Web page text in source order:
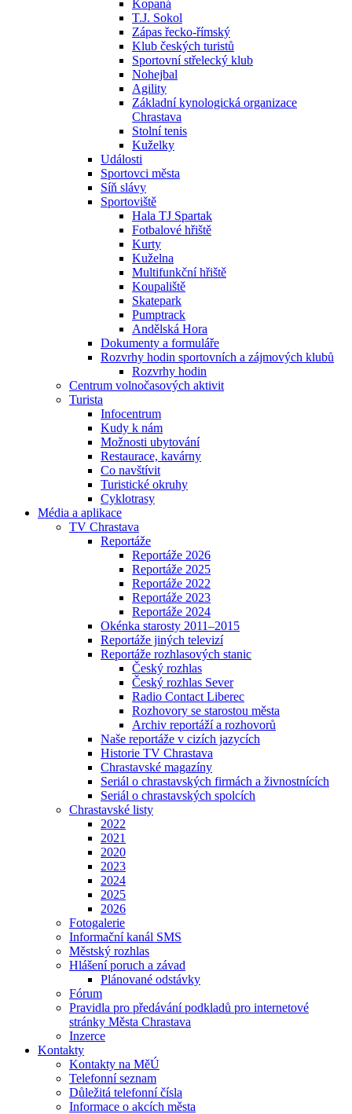
Kopaná
T.J. Sokol
Zápas řecko-římský
Klub českých turistů
Sportovní střelecký klub
Nohejbal
Agility
Základní kynologická organizace
Chrastava
Stolní tenis
Kuželky
Události
Sportovci města
Síň slávy
Sportoviště
Hala TJ Spartak
Fotbalové hřiště
Kurty
Kuželna
Multifunkční hřiště
Koupaliště
Skatepark
Pumptrack
Andělská Hora
Dokumenty a formuláře
Rozvrhy hodin sportovních a zájmových klubů
Rozvrhy hodin
Centrum volnočasových aktivit
Turista
Infocentrum
Kudy k nám
Možnosti ubytování
Restaurace, kavárny
Co navštívit
Turistické okruhy
Cyklotrasy
Média a aplikace
TV Chrastava
Reportáže
Reportáže 2026
Reportáže 2025
Reportáže 2022
Reportáže 2023
Reportáže 2024
Okénka starosty 2011–2015
Reportáže jiných televizí
Reportáže rozhlasových stanic
Český rozhlas
Český rozhlas Sever
Radio Contact Liberec
Rozhovory se starostou města
Archiv reportáží a rozhovorů
Naše reportáže v cizích jazycích
Historie TV Chrastava
Chrastavské magazíny
Seriál o chrastavských firmách a živnostnících
Seriál o chrastavských spolcích
Chrastavské listy
2022
2021
2020
2023
2024
2025
2026
Fotogalerie
Informační kanál SMS
Městský rozhlas
Hlášení poruch a závad
Plánované odstávky
Fórum
Pravidla pro předávání podkladů pro internetové
stránky Města Chrastava
Inzerce
Kontakty
Kontakty na MěÚ
Telefonní seznam
Důležitá telefonní čísla
Informace o akcích města